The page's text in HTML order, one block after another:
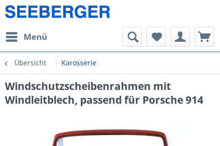
Menü
Übersicht Karosserie
Windschutzscheibenrahmen mit
Windleitblech, passend für Porsche 914